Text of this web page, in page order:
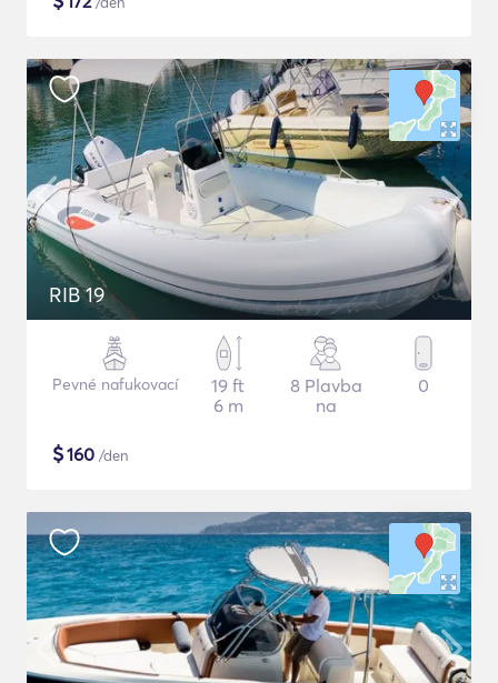
RIB 19
Pevné nafukovací
19 ft
6 m
8 Plavba
na
0
$160 /den